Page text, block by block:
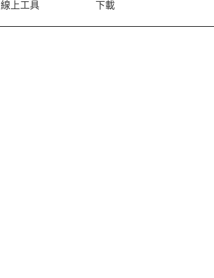
線上工具 下載